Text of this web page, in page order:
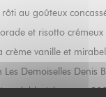
au goûteux
et risotto crémeux
crème vanille et
Les Demoiselles Denis
échezeaux